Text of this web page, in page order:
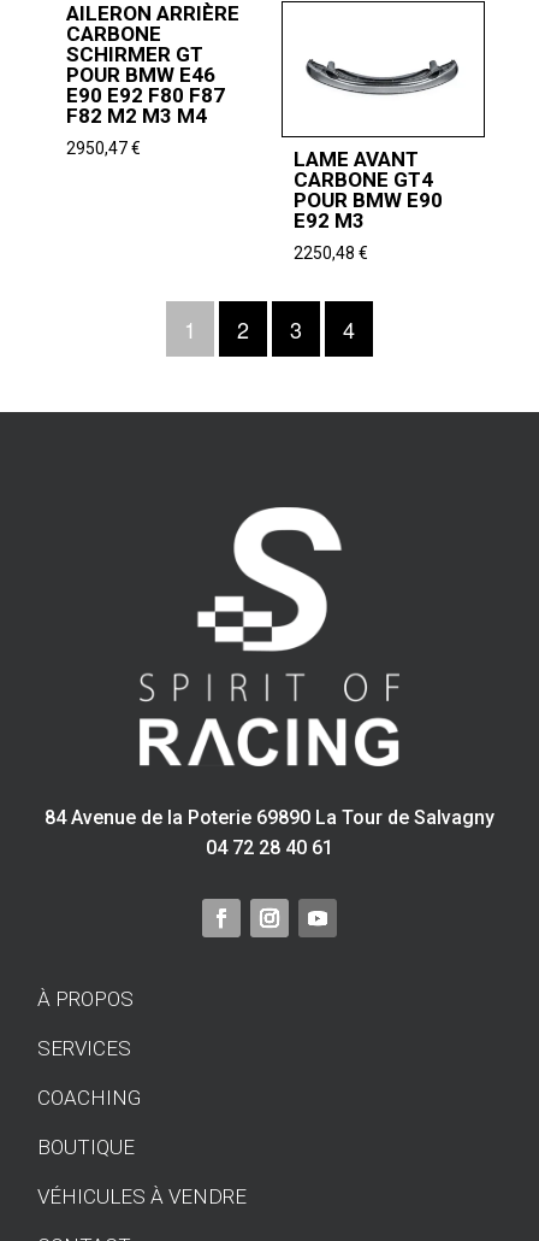
AILERON ARRIÈRE
CARBONE
SCHIRMER GT
POUR BMW E46
E90 E92 F80 F87
F82 M2 M3 M4
2950,47€
LAME AVANT
CARBONE GT4
POUR BMW E90
E92 M3
2250,48 €
1 2 3 4
84 Avenue de la Poterie 69890 La Tour de Salvagny
04 72 28 40 61
À PROPOS
SERVICES
COACHING
BOUTIQUE
VÉHICULES À VENDRE